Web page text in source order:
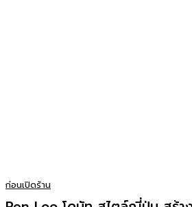
ก่อนเปิดร้าน